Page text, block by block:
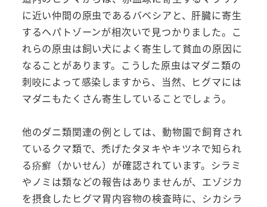
に近い仲間の原虫であるバベシアと、肝臓に寄生
するヘパトゾーンが相次いで見つかりました。こ
れらの原虫は飼い犬によく寄生して貧血の原因に
なることがあります。こうした原虫はマダニ類の
刺咬によって感染しますから、当然、ヒグマには
マダニもたくさん寄生していることでしょう。
他のダニ類関連の例としては、動物園で飼育され
ているクマ類で、禿げたタヌキやキツネで知られ
る疥癬（かいせん）が確認されています。シラミ
やノミは類などの報告はありませんが、エゾジカ
を摂食したヒグマ胃内容物の検査時に、シカシラ